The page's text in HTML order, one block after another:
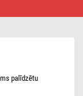
palīdzētu